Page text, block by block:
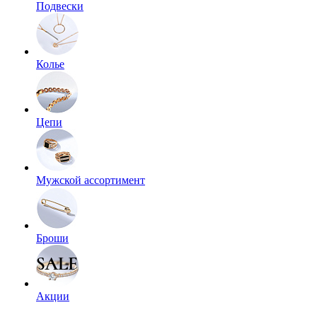
Подвески
Колье
Цепи
Мужской ассортимент
Броши
Акции